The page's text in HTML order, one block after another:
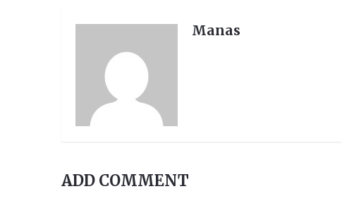
Manas
ADD COMMENT